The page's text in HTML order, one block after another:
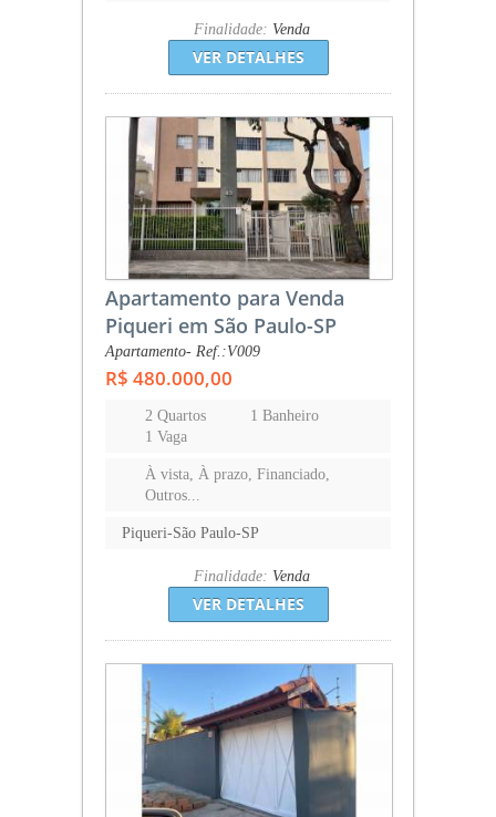
Finalidade: Venda
VER DETALHES
Apartamento para Venda
Piqueri em São Paulo-SP
Apartamento- Ref.:V009
R$ 480.000,00
2 Quartos
1 Banheiro
1 Vaga
À vista, À prazo, Financiado,
Outros...
Piqueri-São Paulo-SP
Finalidade: Venda
VER DETALHES